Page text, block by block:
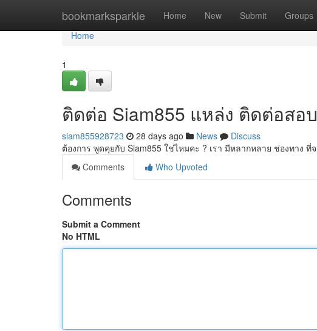
bookmarksparkle Home New Submit Groups
Home
Home
1
ติดต่อ Siam855 แหล่ง ติดต่อส
siam855928723 28 days ago News
Discuss
ต้องการ พูดคุยกับ Siam855 ใช่ไหมคะ ? เรา มีหลากหลาย ช่องทาง ที่
Comments
Who Upvoted
Comments
Submit a Comment
No HTML